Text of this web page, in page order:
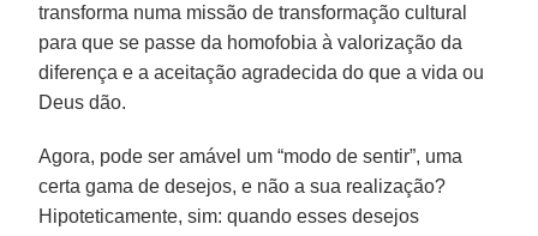
transforma numa missão de transformação cultural
para que se passe da homofobia à valorização da
diferença e a aceitação agradecida do que a vida ou
Deus dão.
Agora, pode ser amável um “modo de sentir”, uma
certa gama de desejos, e não a sua realização?
Hipoteticamente, sim: quando esses desejos